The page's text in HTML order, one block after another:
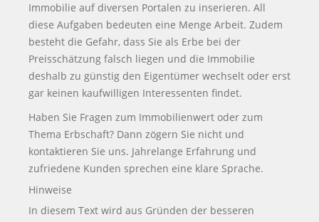
Immobilie auf diversen Portalen zu inserieren. All
diese Aufgaben bedeuten eine Menge Arbeit. Zudem
besteht die Gefahr, dass Sie als Erbe bei der
Preisschätzung falsch liegen und die Immobilie
deshalb zu günstig den Eigentümer wechselt oder erst
gar keinen kaufwilligen Interessenten findet.
Haben Sie Fragen zum Immobilienwert oder zum
Thema Erbschaft? Dann zögern Sie nicht und
kontaktieren Sie uns. Jahrelange Erfahrung und
zufriedene Kunden sprechen eine klare Sprache.
Hinweise
In diesem Text wird aus Gründen der besseren